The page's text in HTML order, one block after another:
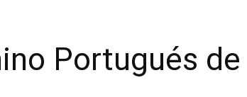
Portugués de